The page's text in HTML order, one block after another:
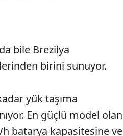
bile Brezilya
birini sunuyor.
yük taşıma
En güçlü model olan
batarya kapasitesine ve